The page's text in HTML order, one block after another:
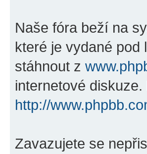
Naše fóra beží na
které je vydané pod
stáhnout z
internetové
http://
Zavazujete se